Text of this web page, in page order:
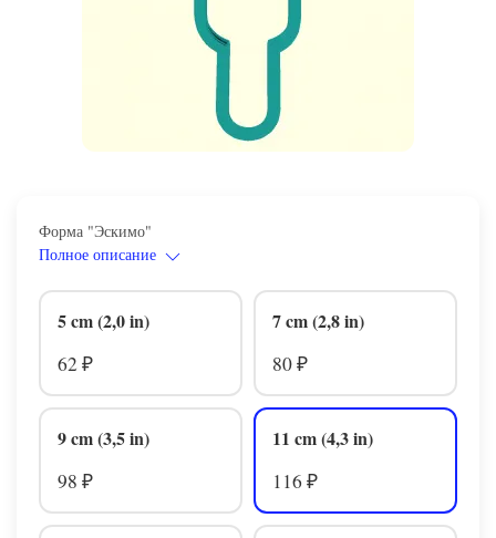
Форма "Эскимо"
Полное описание
5 cm (2,0 in)
62 ₽
7 cm (2,8 in)
80 ₽
9 cm (3,5 in)
98 ₽
11 cm (4,3 in)
116 ₽